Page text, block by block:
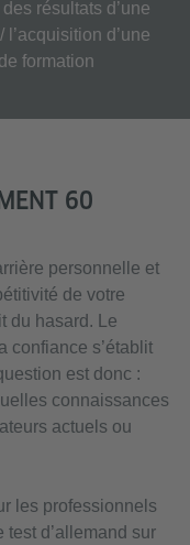
résultats d’une
d’une
formation
60
personnelle et
de votre
du hasard. Le
confiance s’établit
est donc :
connaissances
actuels ou
les professionnels
d’allemand sur